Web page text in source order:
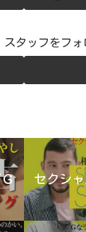
タッフをフォ
セクシ